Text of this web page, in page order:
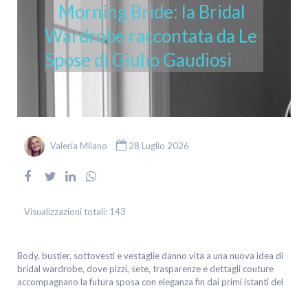
Morning Bride: la Bridal
Wardrobe raccontata da Le
Spose di Giulio Gaudiosi
Valeria Milano 28 Luglio 2026
Visualizzazioni totali: 143
Body, bustier, sottovesti e vestaglie danno vita a una nuova idea di
bridal wardrobe, dove pizzi, sete, trasparenze e dettagli couture
accompagnano la futura sposa con eleganza fin dai primi istanti del